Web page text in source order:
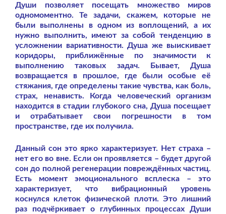
Души позволяет посещать множество миров
одномоментно. Те задачи, скажем, которые не
были выполнены в одном из воплощений, а их
нужно выполнить, имеют за собой тенденцию в
усложнении вариативности. Душа же выискивает
коридоры, приближённые по значимости к
выполнению таковых задач. Бывает, Душа
возвращается в прошлое, где были особые её
стяжания, где определены такие чувства, как боль,
страх, ненависть. Когда человеческий организм
находится в стадии глубокого сна, Душа посещает
и отрабатывает свои погрешности в том
пространстве, где их получила.
Данный сон это ярко характеризует. Нет страха –
нет его во вне. Если он проявляется – будет другой
сон до полной регенерации повреждённых частиц.
Есть момент эмоционального всплеска – это
характеризует, что вибрационный уровень
коснулся клеток физической плоти. Это лишний
раз подчёркивает о глубинных процессах Души